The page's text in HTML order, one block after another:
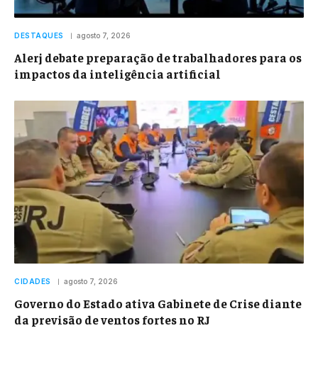
DESTAQUES agosto 7, 2026
Alerj debate preparação de trabalhadores para os
impactos da inteligência artificial
CIDADES agosto 7, 2026
Governo do Estado ativa Gabinete de Crise diante
da previsão de ventos fortes no RJ